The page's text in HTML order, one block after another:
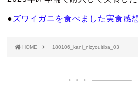
● ズワイガニを食べました実食感
HOME 180106_kani_nizyouitiba_03